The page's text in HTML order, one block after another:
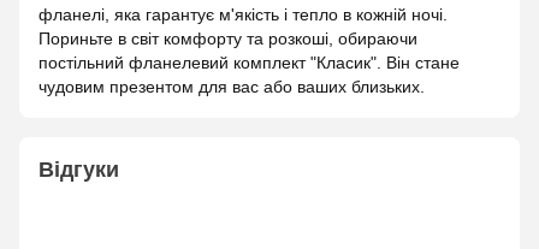
фланелі, яка гарантує м'якість і тепло в кожній ночі.
Пориньте в світ комфорту та розкоші, обираючи
постільний фланелевий комплект "Класик". Він стане
чудовим презентом для вас або ваших близьких.
Відгуки